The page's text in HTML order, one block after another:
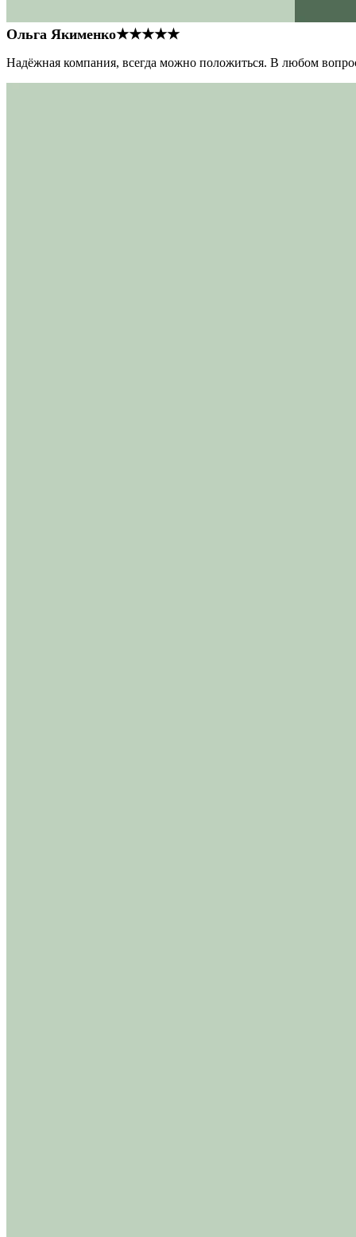
Ольга Якименко★★★★★
Надёжная компания, всегда можно положиться. В любом